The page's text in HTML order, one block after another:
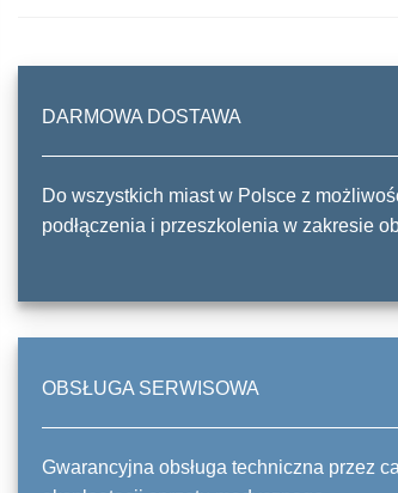
DARMOWA DOSTAWA
Do wszystkich miast w Polsce z
podłączenia i przeszkolenia w zakresie
OBSŁUGA SERWISOWA
Gwarancyjna obsługa techniczna przez